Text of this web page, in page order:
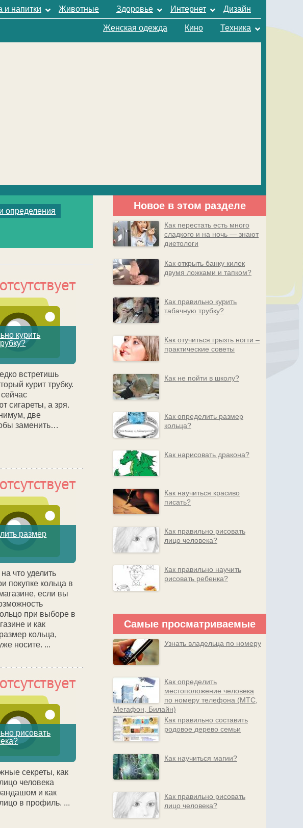
и напитки Животные Здоровье Интернет Дизайн
Женская одежда Кино Техника
определения
курить
встретишь
курит трубку.
сигареты, а зря.
две
заменить…
размер
что уделить
покупке кольца в
если вы
при выборе в
и как
кольца,
носите. ...
рисовать
секреты, как
человека
и как
в профиль. ...
Новое в этом разделе
Как перестать есть много
сладкого и на ночь — знают
диетологи
Как открыть банку килек
двумя ложками и тапком?
Как правильно курить
табачную трубку?
Как отучиться грызть ногти –
практические советы
Как не пойти в школу?
Как определить размер
кольца?
Как нарисовать дракона?
Как научиться красиво
писать?
Как правильно рисовать
лицо человека?
Как правильно научить
рисовать ребенка?
Самые просматриваемые
Узнать владельца по номеру
Как определить
местоположение человека
по номеру телефона (МТС,
Мегафон, Билайн)
Как правильно составить
родовое дерево семьи
Как научиться магии?
Как правильно рисовать
лицо человека?